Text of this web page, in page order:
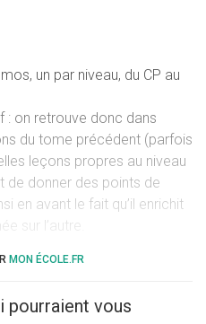
un par niveau, du CP au
: on retrouve donc dans
du tome précédent (parfois
leçons propres au niveau
de donner des points de
en avant le fait qu’il enrichit
sur l’autre.
2 grandes parties : français
sont regroupées en sous-
MON ÉCOLE.FR
pourraient vous